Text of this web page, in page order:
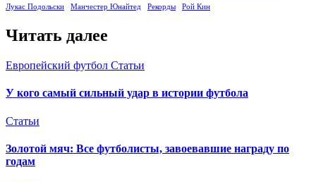
Лукас Подольски Манчестер Юнайтед Рекорды Рой Кин
Читать далее
Европейский футбол Статьи
У кого самый сильный удар в истории футбола
Статьи
Золотой мяч: Все футболисты, завоевавшие награду по
годам